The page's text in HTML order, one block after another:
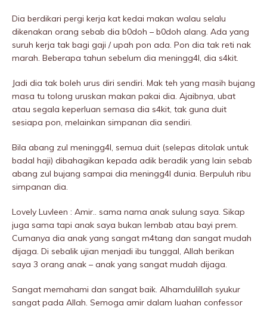
Dia berdikari pergi kerja kat kedai makan walau selalu
dikenakan orang sebab dia b0doh – b0doh alang. Ada yang
suruh kerja tak bagi gaji / upah pon ada. Pon dia tak reti nak
marah. Beberapa tahun sebelum dia meningg4I, dia s4kit.
Jadi dia tak boleh urus diri sendiri. Mak teh yang masih bujang
masa tu tolong uruskan makan pakai dia. Ajaibnya, ubat
atau segala keperluan semasa dia s4kit, tak guna duit
sesiapa pon, melainkan simpanan dia sendiri.
Bila abang zul meningg4I, semua duit (selepas ditolak untuk
badal haji) dibahagikan kepada adik beradik yang lain sebab
abang zul bujang sampai dia meningg4I dunia. Berpuluh ribu
simpanan dia.
Lovely Luvleen : Amir.. sama nama anak sulung saya. Sikap
juga sama tapi anak saya bukan lembab atau bayi prem.
Cumanya dia anak yang sangat m4tang dan sangat mudah
dijaga. Di sebalik ujian menjadi ibu tunggal, Allah berikan
saya 3 orang anak – anak yang sangat mudah dijaga.
Sangat memahami dan sangat baik. Alhamdulillah syukur
sangat pada Allah. Semoga amir dalam luahan confessor